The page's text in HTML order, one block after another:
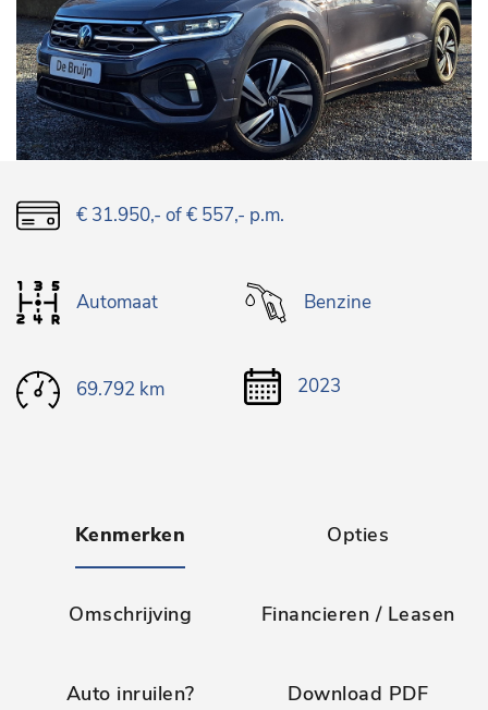
€ 31.950,- of € 557,- p.m.
Automaat Benzine
69.792 km 2023
Kenmerken Opties
Omschrijving Financieren / Leasen
Auto inruilen? Download PDF